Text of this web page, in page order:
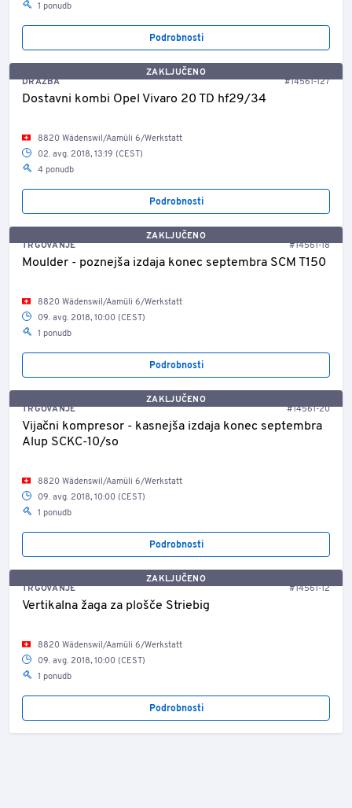
1 ponudb
Podrobnosti
ZAKLJUČENO
DRAŽBA
#14561-127
Dostavni kombi Opel Vivaro 20 TD hf29/34
8820 Wädenswil/Aamüli 6/Werkstatt
02. avg. 2018, 13:19 (CEST)
4 ponudb
Podrobnosti
ZAKLJUČENO
TRGOVANJE
#14561-18
Moulder - poznejša izdaja konec septembra SCM T150
8820 Wädenswil/Aamüli 6/Werkstatt
09. avg. 2018, 10:00 (CEST)
1 ponudb
Podrobnosti
ZAKLJUČENO
TRGOVANJE
#14561-20
Vijačni kompresor - kasnejša izdaja konec septembra
Alup SCKC-10/so
8820 Wädenswil/Aamüli 6/Werkstatt
09. avg. 2018, 10:00 (CEST)
1 ponudb
Podrobnosti
ZAKLJUČENO
TRGOVANJE
#14561-12
Vertikalna žaga za plošče Striebig
8820 Wädenswil/Aamüli 6/Werkstatt
09. avg. 2018, 10:00 (CEST)
1 ponudb
Podrobnosti